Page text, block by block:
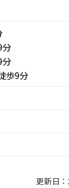
分
分
歩9分
更新日